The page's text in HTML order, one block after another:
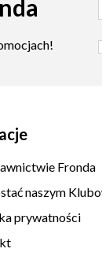
Fronda
naszym
prywatności